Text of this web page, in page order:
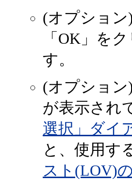
(オプショ
「OK」を
す。
(オプショ
が表示され
選択」ダイ
と、使用す
スト(LOV)の